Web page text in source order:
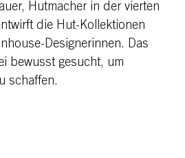
Hutmacher in der vierten
die Hut-Kollektionen
Designerinnen. Das
bewusst gesucht, um
schaffen.